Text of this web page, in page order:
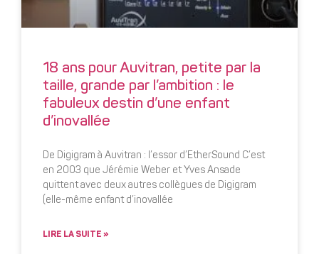
18 ans pour Auvitran, petite par la
taille, grande par l’ambition : le
fabuleux destin d’une enfant
d’inovallée
De Digigram à Auvitran : l’essor d’EtherSound C’est
en 2003 que Jérémie Weber et Yves Ansade
quittent avec deux autres collègues de Digigram
(elle-même enfant d’inovallée
LIRE LA SUITE »